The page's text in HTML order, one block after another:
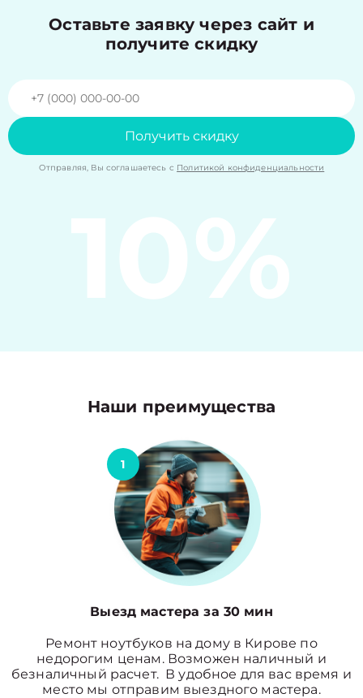
Оставьте заявку через сайт и
получите скидку
Получить скидку
Отправляя, Вы соглашаетесь с Политикой конфиденциальности
10%
Наши преимущества
1
Выезд мастера за 30 мин
Ремонт ноутбуков на дому в Кирове по
недорогим ценам. Возможен наличный и
безналичный расчет. В удобное для вас время и
место мы отправим выездного мастера.